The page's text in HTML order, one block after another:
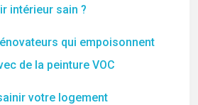
intérieur sain ?
qui empoisonnent
de la peinture VOC
votre logement